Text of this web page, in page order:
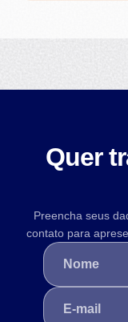
Quer
Preencha seus
contato para